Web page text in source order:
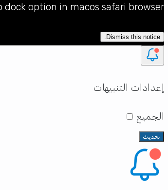
dock option in macos safari browser
Dismiss this notice.
إعدادات التنبيهات
الجميع
تحديث